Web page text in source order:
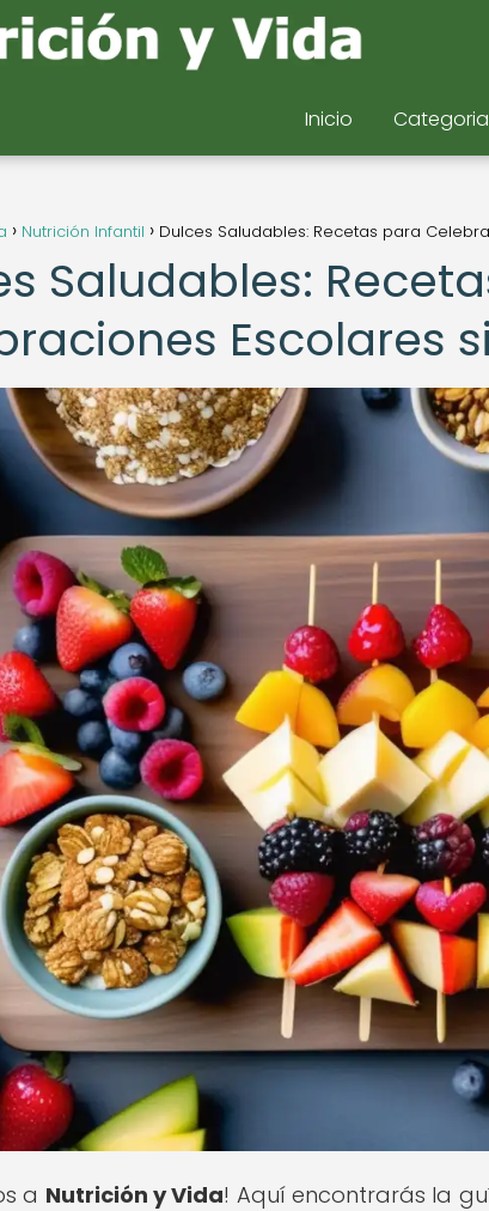
Inicio
Nutrición Infantil Dulces Saludables: Recetas para
Saludables:
Escolares
a Nutrición y Vida! Aquí encontrarás la